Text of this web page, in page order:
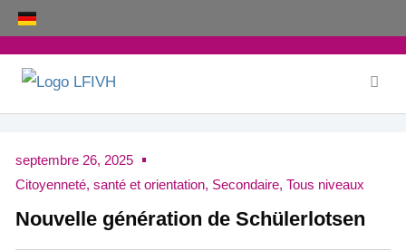
Aller
au
contenu
septembre 26, 2025
Citoyenneté, santé et orientation, Secondaire, Tous niveaux
Nouvelle génération de Schülerlotsen